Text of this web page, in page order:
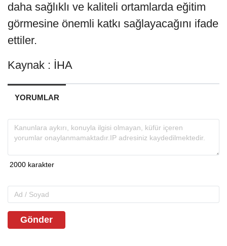
daha sağlıklı ve kaliteli ortamlarda eğitim
görmesine önemli katkı sağlayacağını ifade
ettiler.
Kaynak : İHA
YORUMLAR
Gönder